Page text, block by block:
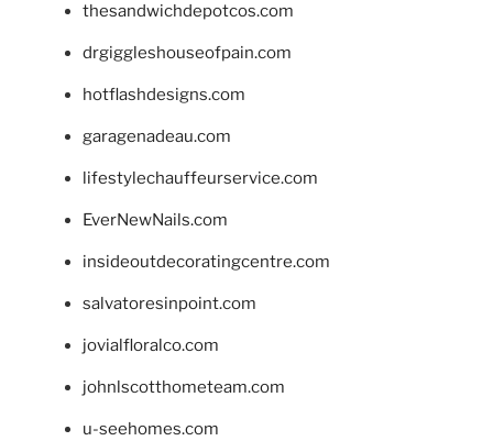
thesandwichdepotcos.com
drgiggleshouseofpain.com
hotflashdesigns.com
garagenadeau.com
lifestylechauffeurservice.com
EverNewNails.com
insideoutdecoratingcentre.com
salvatoresinpoint.com
jovialfloralco.com
johnlscotthometeam.com
u-seehomes.com